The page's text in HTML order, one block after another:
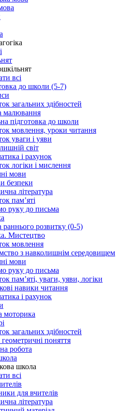
всі
до школи (5-7)
загальних здібностей
малювання
підготовка до школи
мовлення, уроки читання
уваги і уяви
світ
і рахунок
логіки і мислення
мови
безпеки
література
пам’яті
руку до письма
розвитку (0-5)
Мистецтво
мовлення
з навколишнім середовищем
мови
руку до письма
пам’яті, уваги, уяви, логіки
навики читання
і рахунок
моторика
загальних здібностей
поняття
робота
школа
всі
для вчителів
література